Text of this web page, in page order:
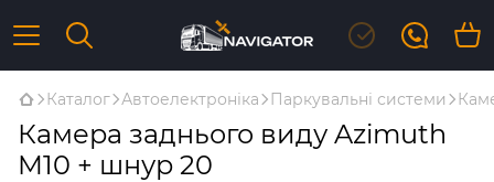
Каталог Автоелектроніка Паркувальні системи
Камера заднього виду Azimuth
M10 + шнур 20